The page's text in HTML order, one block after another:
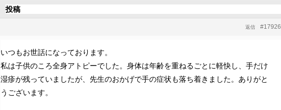
投稿
#17926
返信
いつもお世話になっております。
私は子供のころ全身アトピーでした。身体は年齢を重ねるごとに軽快し、手だけ
湿疹が残っていましたが、先生のおかげで手の症状も落ち着きました。ありがと
うございます。